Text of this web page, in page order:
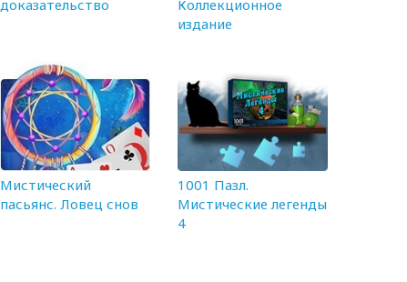
доказательство
Коллекционное
издание
Мистический
пасьянс. Ловец снов
1001 Пазл.
Мистические легенды
4